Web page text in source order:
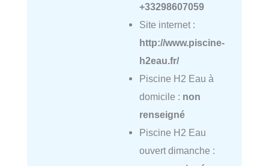
+33298607059
Site internet :
http://www.piscine-
h2eau.fr/
Piscine H2 Eau à
domicile : non
renseigné
Piscine H2 Eau
ouvert dimanche :